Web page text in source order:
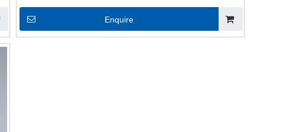
Rentetan
Enquire